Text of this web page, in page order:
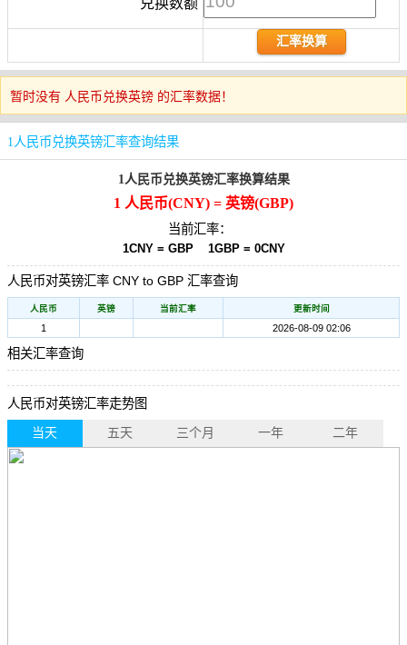
兑换数额
暂时没有 人民币兑换英镑 的汇率数据！
1人民币兑换英镑汇率查询结果
1人民币兑换英镑汇率换算结果
1 人民币(CNY) = 英镑(GBP)
当前汇率：
1CNY = GBP 1GBP = 0CNY
人民币对英镑汇率 CNY to GBP 汇率查询
人民币 英镑 当前汇率 更新时间
1 2026-08-09 02:06
相关汇率查询
人民币对英镑汇率走势图
当天 五天 三个月 一年 二年